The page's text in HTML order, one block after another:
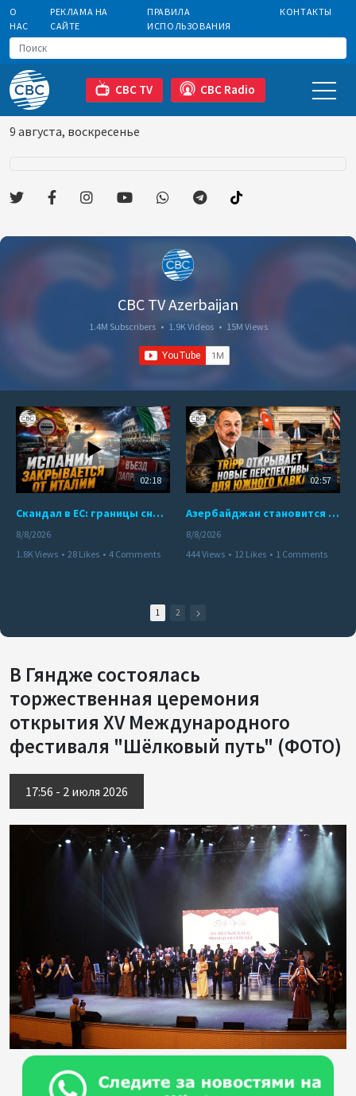
О
НАС
РЕКЛАМА НА
САЙТЕ
ПРАВИЛА
ИСПОЛЬЗОВАНИЯ
КОНТАКТЫ
CBC TV CBC Radio
9 августа, воскресенье
CBC TV Azerbaijan
1.4M Subscribers • 1.9K Videos • 15M Views
02:18
Скандал в ЕС: границы снова под контролем
8/8/2026
1.8K Views • 28 Likes • 4 Comments
02:57
Азербайджан становится мостом между Востоком и Западом
8/8/2026
444 Views • 12 Likes • 1 Comments
1 2
В Гяндже состоялась
торжественная церемония
открытия XV Международного
фестиваля "Шёлковый путь" (ФОТО)
17:56 - 2 июля 2026